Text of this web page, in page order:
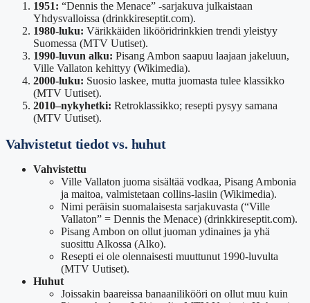
1951: “Dennis the Menace” -sarjakuva julkaistaan
Yhdysvalloissa (drinkkireseptit.com).
1980-luku: Värikkäiden likööridrinkkien trendi yleistyy
Suomessa (MTV Uutiset).
1990-luvun alku: Pisang Ambon saapuu laajaan jakeluun,
Ville Vallaton kehittyy (Wikimedia).
2000-luku: Suosio laskee, mutta juomasta tulee klassikko
(MTV Uutiset).
2010–nykyhetki: Retroklassikko; resepti pysyy samana
(MTV Uutiset).
Vahvistetut tiedot vs. huhut
Vahvistettu
Ville Vallaton juoma sisältää vodkaa, Pisang Ambonia
ja maitoa, valmistetaan collins-lasiin (Wikimedia).
Nimi peräisin suomalaisesta sarjakuvasta (“Ville
Vallaton” = Dennis the Menace) (drinkkireseptit.com).
Pisang Ambon on ollut juoman ydinaines ja yhä
suosittu Alkossa (Alko).
Resepti ei ole olennaisesti muuttunut 1990-luvulta
(MTV Uutiset).
Huhut
Joissakin baareissa banaanilikööri on ollut muu kuin